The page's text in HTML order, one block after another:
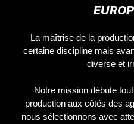
La maîtrise de la
certaine discipline mais
diverse et
Notre mission débute
production aux côtés des
nous sélectionnons avec